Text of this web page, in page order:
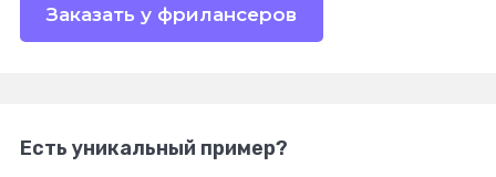
Заказать у фрилансеров
Есть уникальный пример?